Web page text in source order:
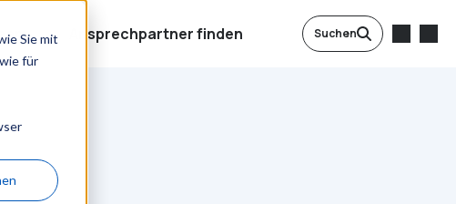
Sie mit
für
Ansprechpartner finden Suchen